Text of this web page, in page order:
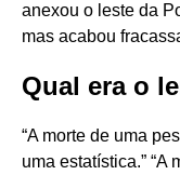
anexou o leste da
mas acabou
Qual era o
“A morte de uma
uma estatística.” “A